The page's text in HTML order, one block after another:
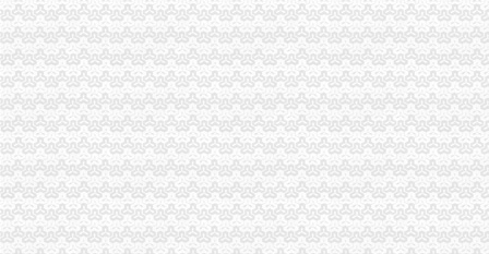
工商动态
奉节局外贸公司注册采取三项措施加保密工作
组织人事处顺利完成1765名考生的外贸公司注册资金公务员报名工作
江津局外贸公司注册查封20吨不合格化肥
永川局“六提高”外贸公司注册资金推进和谐监管努力提高工商依法行政能力
江北局外贸公司注册流程积配合3.15成功开展现场直通车活动
市局机关妇委会要求全体女职工认真学习讨论“八荣八耻”重庆代办外贸公司荣辱
奉节局外贸公司注册流程完善六项机制加红盾护农行动
市外贸公司注册局加快驰名商标推荐力度做好自主品牌培育工作
市外贸公司注册局召开全系统风廉政建设暨纪检监察工作会议
垫江局外贸公司注册四项措施加风廉政建设